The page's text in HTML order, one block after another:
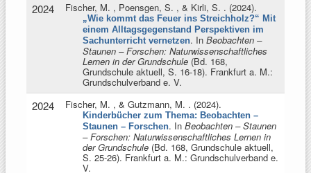
2024 Fischer, M. , Poensgen, S. , & Kirli, S. . (2024).
„Wie kommt das Feuer ins Streichholz?“ Mit
einem Alltagsgegenstand Perspektiven im
Sachunterricht vernetzen. In Beobachten –
Staunen – Forschen: Naturwissenschaftliches
Lernen in der Grundschule (Bd. 168,
Grundschule aktuell, S. 16-18). Frankfurt a. M.:
Grundschulverband e. V.
2024 Fischer, M. , & Gutzmann, M. . (2024).
Kinderbücher zum Thema: Beobachten –
Staunen – Forschen. In Beobachten – Staunen
– Forschen: Naturwissenschaftliches Lernen in
der Grundschule (Bd. 168, Grundschule aktuell,
S. 25-26). Frankfurt a. M.: Grundschulverband e.
V.